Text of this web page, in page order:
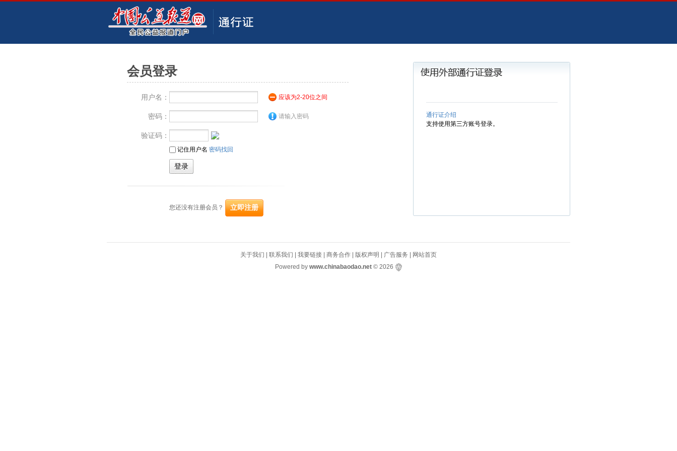
会员登录
用户名： 应该为2-20位之间
密码： 请输入密码
验证码：
记住用户名 密码找回
您还没有注册会员？
通行证介绍
支持使用第三方账号登录。
关于我们 联系我们 我要链接 商务合作 版权声明 广告服务
网站首页
Powered by www.chinabaodao.net© 2026